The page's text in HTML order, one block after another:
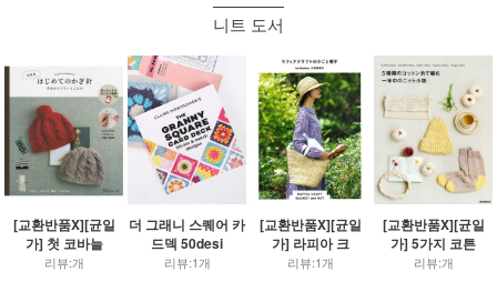
니트 도서
[교환반품X][균일
가] 첫 코바늘
리뷰:개
더 그래니 스퀘어 카
드덱 50desi
리뷰:1개
[교환반품X][균일
가] 라피아 크
리뷰:1개
[교환반품X][균일
가] 5가지 코튼
리뷰:개